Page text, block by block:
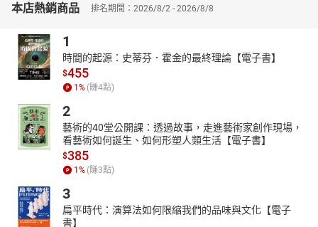
本店熱銷商品 排名期間：2026/8/2 - 2026/8/8
1
時間的起源：史蒂芬．霍金的最終理論【電子書】
$455
1% (賺4點)
2
藝術的40堂公開課：透過故事，走進藝術家創作現場，
看藝術如何誕生、如何形塑人類生活【電子書】
$385
1% (賺3點)
3
扁平時代：演算法如何限縮我們的品味與文化【電子
書】